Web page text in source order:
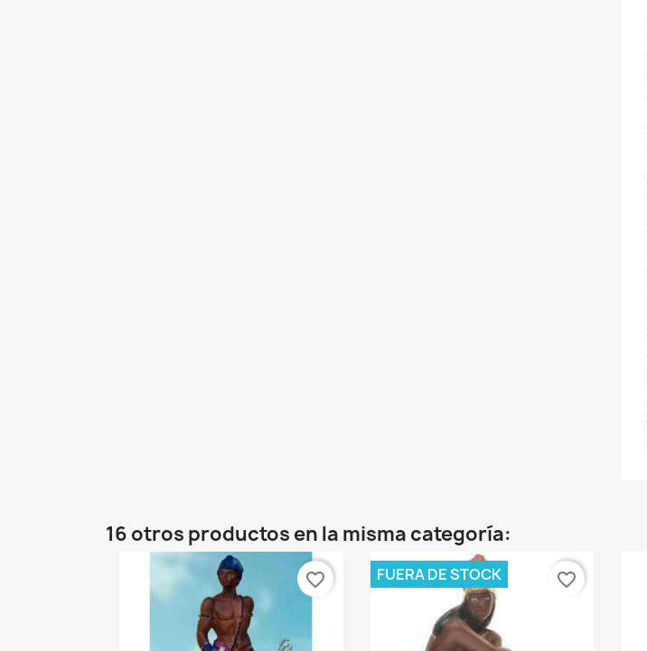
16 otros productos en la misma categoría:
favorite_border FUERA DE STOCK favorite_border